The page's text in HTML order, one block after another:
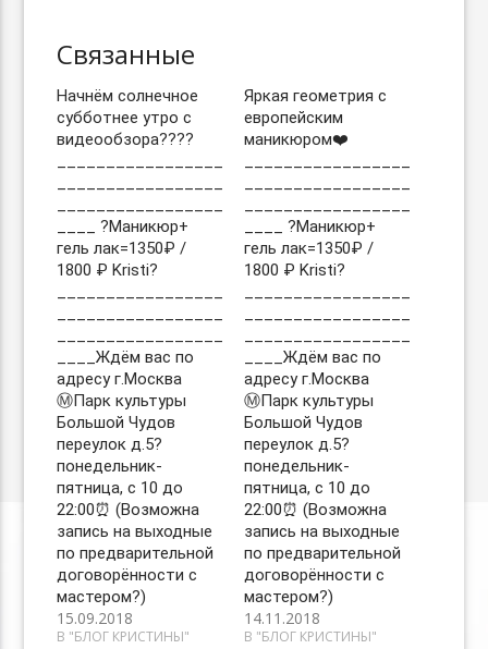
Связанные
Начнём солнечное
субботнее утро с
видеообзора????
____ ?Маникюр+
гель лак=1350₽ /
1800 ₽ Kristi?
____Ждём вас по
адресу г.Москва
Ⓜ️Парк культуры
Большой Чудов
переулок д.5?
понедельник-
пятница, с 10 до
22:00⏰ (Возможна
запись на выходные
по предварительной
договорённости с
мастером?)
15.09.2018
В "БЛОГ КРИСТИНЫ"
Яркая геометрия с
европейским
маникюром❤️
____ ?Маникюр+
гель лак=1350₽ /
1800 ₽ Kristi?
____Ждём вас по
адресу г.Москва
Ⓜ️Парк культуры
Большой Чудов
переулок д.5?
понедельник-
пятница, с 10 до
22:00⏰ (Возможна
запись на выходные
по предварительной
договорённости с
мастером?)
14.11.2018
В "БЛОГ КРИСТИНЫ"